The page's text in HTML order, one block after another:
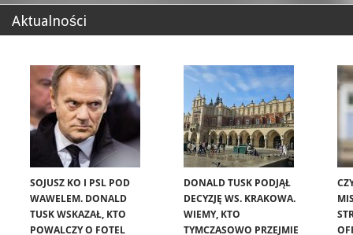
Aktualności
SOJUSZ KO I PSL POD
WAWELEM. DONALD
TUSK WSKAZAŁ, KTO
POWALCZY O FOTEL
DONALD TUSK PODJĄŁ
DECYZJĘ WS. KRAKOWA.
WIEMY, KTO
TYMCZASOWO PRZEJMIE